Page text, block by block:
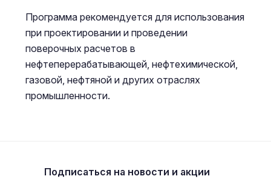
Программа рекомендуется для использования
при проектировании и проведении
поверочных расчетов в
нефтеперерабатывающей, нефтехимической,
газовой, нефтяной и других отраслях
промышленности.
Подписаться на новости и акции